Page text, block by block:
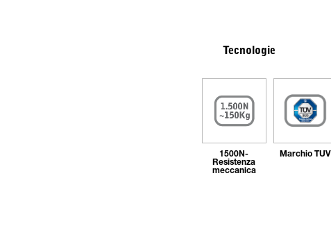
Tecnologie
1500N-
Resistenza
meccanica
Marchio TÜV